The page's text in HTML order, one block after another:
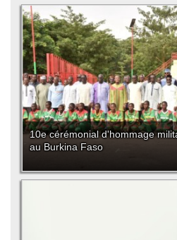
10e cérémonial d'hommage
au Burkina Faso